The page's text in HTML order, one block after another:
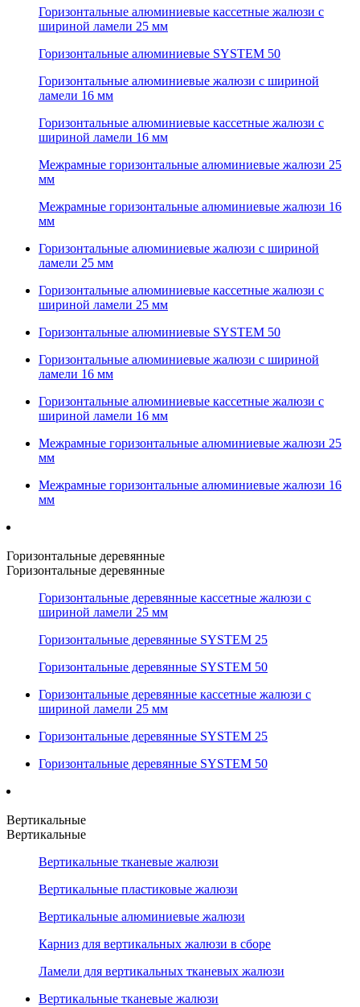
Горизонтальные алюминиевые кассетные жалюзи с
шириной ламели 25 мм
Горизонтальные алюминиевые SYSTEM 50
Горизонтальные алюминиевые жалюзи с шириной
ламели 16 мм
Горизонтальные алюминиевые кассетные жалюзи с
шириной ламели 16 мм
Межрамные горизонтальные алюминиевые жалюзи 25
мм
Межрамные горизонтальные алюминиевые жалюзи 16
мм
Горизонтальные алюминиевые жалюзи с шириной
ламели 25 мм
Горизонтальные алюминиевые кассетные жалюзи с
шириной ламели 25 мм
Горизонтальные алюминиевые SYSTEM 50
Горизонтальные алюминиевые жалюзи с шириной
ламели 16 мм
Горизонтальные алюминиевые кассетные жалюзи с
шириной ламели 16 мм
Межрамные горизонтальные алюминиевые жалюзи 25
мм
Межрамные горизонтальные алюминиевые жалюзи 16
мм
Горизонтальные деревянные
Горизонтальные деревянные
Горизонтальные деревянные кассетные жалюзи с
шириной ламели 25 мм
Горизонтальные деревянные SYSTEM 25
Горизонтальные деревянные SYSTEM 50
Горизонтальные деревянные кассетные жалюзи с
шириной ламели 25 мм
Горизонтальные деревянные SYSTEM 25
Горизонтальные деревянные SYSTEM 50
Вертикальные
Вертикальные
Вертикальные тканевые жалюзи
Вертикальные пластиковые жалюзи
Вертикальные алюминиевые жалюзи
Карниз для вертикальных жалюзи в сборе
Ламели для вертикальных тканевых жалюзи
Вертикальные тканевые жалюзи